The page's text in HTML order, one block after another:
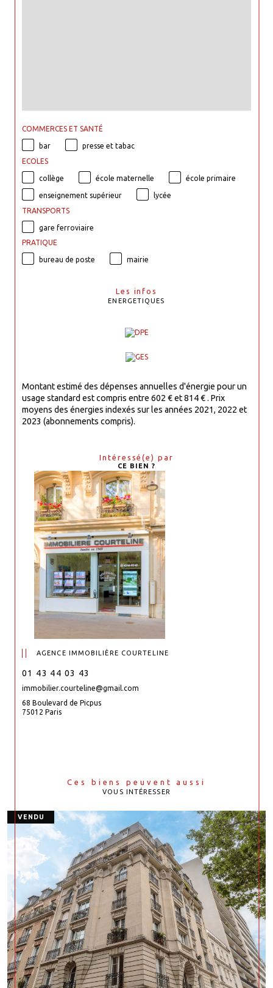
COMMERCES ET SANTÉ
bar
presse et tabac
ECOLES
collège école maternelle école primaire
enseignement supérieur
lycée
TRANSPORTS
gare ferroviaire
PRATIQUE
bureau de poste mairie
Les infos
ENERGETIQUES
Montant estimé des dépenses annuelles d'énergie pour un
usage standard est compris entre 602 € et 814 € . Prix
moyens des énergies indexés sur les années 2021, 2022 et
2023 (abonnements compris).
Intéressé(e) par
CE BIEN ?
AGENCE IMMOBILIÈRE COURTELINE
01 43 44 03 43
immobilier.courteline@gmail.com
68 Boulevard de Picpus
75012 Paris
Ces biens peuvent aussi
VOUS INTÉRESSER
VENDU